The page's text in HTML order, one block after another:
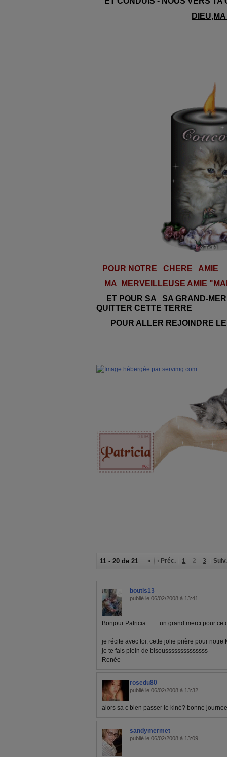
POUR NOTRE CHERE AMIE
MA MERVEILLEUSE AMIE
ET POUR SA
SA GRAND-
QUITTER CETTE TERRE
POUR ALLER REJOINDRE
11 - 20 de 21 « ‹ Préc. 1 2 3 Suiv.
boutis13
publié le 06/02/2008 à 13:41
Bonjour Patricia ....... un grand merci pour
.........
je récite avec toi, cette jolie prière pour notre
je te fais plein de bisoussssssssssssss
Renée
rosedu80
publié le 06/02/2008 à 13:32
alors sa c bien passer le kiné? bonne
sandymermet
publié le 06/02/2008 à 13:09